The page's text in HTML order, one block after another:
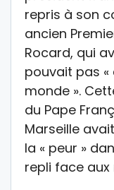
repris à son
ancien
Rocard, qui
pouvait pas
monde ».
du Pape
Marseille
la « peur »
repli face